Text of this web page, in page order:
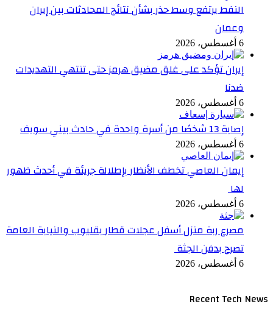
النفط يرتفع وسط حذر بشأن نتائج المحادثات بين إيران
وعمان
6 أغسطس، 2026
إيران تؤكد على غلق مضيق هرمز حتى تنتهي التهديدات
ضدنا
6 أغسطس، 2026
إصابة 13 شخصًا من أسرة واحدة في حادث ببني سويف
6 أغسطس، 2026
إيمان العاصي تخطف الأنظار بإطلالة جريئة في أحدث ظهور
لها
6 أغسطس، 2026
مصرع ربة منزل أسفل عجلات قطار بقليوب والنيابة العامة
تصرح بدفن الجثة
6 أغسطس، 2026
Recent Tech News